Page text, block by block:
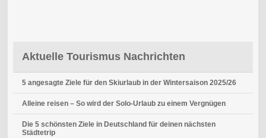
Aktuelle Tourismus Nachrichten
5 angesagte Ziele für den Skiurlaub in der Wintersaison 2025/26
Alleine reisen – So wird der Solo-Urlaub zu einem Vergnügen
Die 5 schönsten Ziele in Deutschland für deinen nächsten
Städtetrip